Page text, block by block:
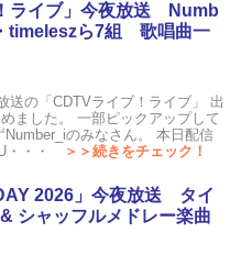
ライブ」今夜放送 Numb
timeleszら7組 歌唱曲一
送の「CDTVライブ！ライブ」 出
ました。 一部ピックアップして
Number_iのみなさん。 本日配信
・・・
＞＞続きをチェック！
2026」今夜放送 タイ
シャッフルメドレー楽曲